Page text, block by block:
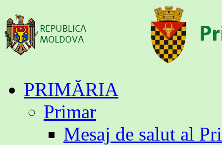
conținutPRIMĂRIA
Primar
Mesaj de salut al